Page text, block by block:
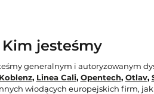
Kim jesteśmy
generalnym i autoryzowanym
, Linea Cali, Opentech, Otlav,
wiodących europejskich firm,